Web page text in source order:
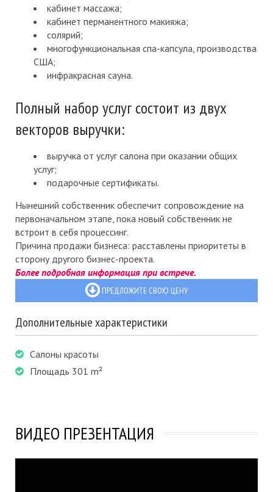
кабинет массажа;
кабинет перманентного макияжа;
солярий;
многофункциональная спа-капсула, производства
США;
инфракрасная сауна.
Полный набор услуг состоит из двух
векторов выручки:
выручка от услуг салона при оказании общих
услуг;
подарочные сертификаты.
Нынешний собственник обеспечит сопровождение на
первоначальном этапе, пока новый собственник не
встроит в себя процессинг.
Причина продажи бизнеса: расставлены приоритеты в
сторону другого бизнес-проекта.
Более подробная информация при встрече.
ПРЕДЛОЖИТЕ СВОЮ ЦЕНУ
Дополнительные характеристики
Салоны красоты
Площадь 301 m²
ВИДЕО ПРЕЗЕНТАЦИЯ